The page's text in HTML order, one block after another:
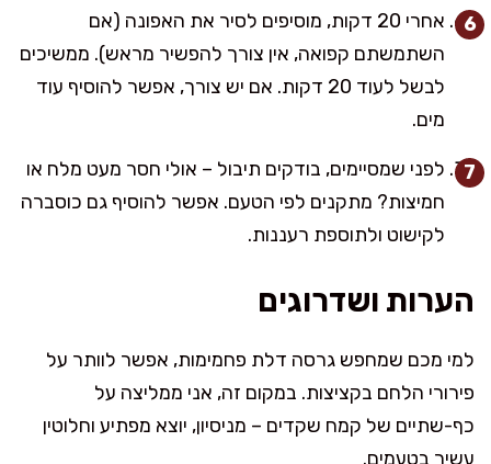
אחרי 20 דקות, מוסיפים לסיר את האפונה (אם
השתמשתם קפואה, אין צורך להפשיר מראש). ממשיכים
לבשל לעוד 20 דקות. אם יש צורך, אפשר להוסיף עוד
מים.
לפני שמסיימים, בודקים תיבול – אולי חסר מעט מלח או
חמיצות? מתקנים לפי הטעם. אפשר להוסיף גם כוסברה
לקישוט ולתוספת רעננות.
הערות ושדרוגים
למי מכם שמחפש גרסה דלת פחמימות, אפשר לוותר על
פירורי הלחם בקציצות. במקום זה, אני ממליצה על
כף-שתיים של קמח שקדים – מניסיון, יוצא מפתיע וחלוטין
עשיר בטעמים.